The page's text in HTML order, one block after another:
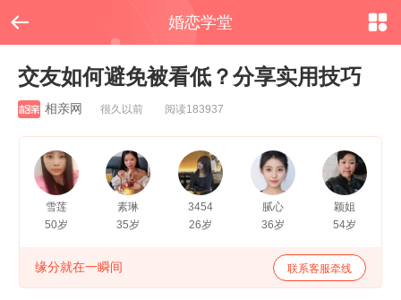
 婚恋学堂
交友如何避免被看低？分享实用技巧
相亲网 很久以前 阅读183937
雪莲
50岁
素琳
35岁
3454
26岁
腻心
36岁
颖姐
54岁
缘分就在一瞬间 联系客服牵线
